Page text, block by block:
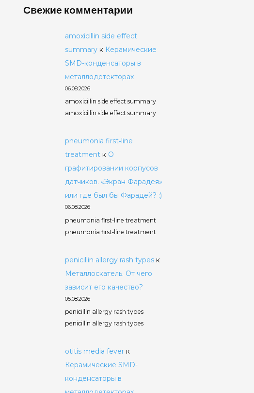
Свежие комментарии
amoxicillin side effect
summaryк Керамические
SMD-конденсаторы в
металлодетекторах
06.08.2026
amoxicillin side effect summary
amoxicillin side effect summary
pneumonia first‑line
treatmentк О
графитировании корпусов
датчиков. «Экран Фарадея»
или где был бы Фарадей? :)
06.08.2026
pneumonia first‑line treatment
pneumonia first‑line treatment
penicillin allergy rash typesк
Металлоскатель. От чего
зависит его качество?
05.08.2026
penicillin allergy rash types
penicillin allergy rash types
otitis media feverк
Керамические SMD-
конденсаторы в